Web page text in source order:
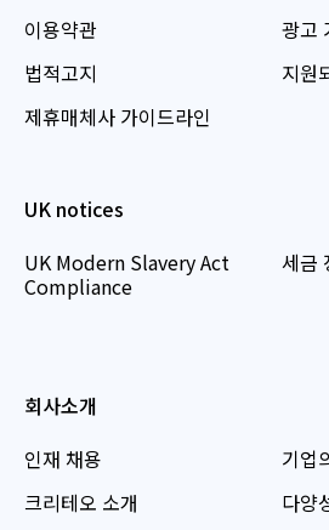
이용약관
법적고지
제휴매체사 가이드라인
광고
지원
UK notices
UK Modern Slavery Act
Compliance
세금
회사소개
인재 채용
크리테오 소개
기업
다양